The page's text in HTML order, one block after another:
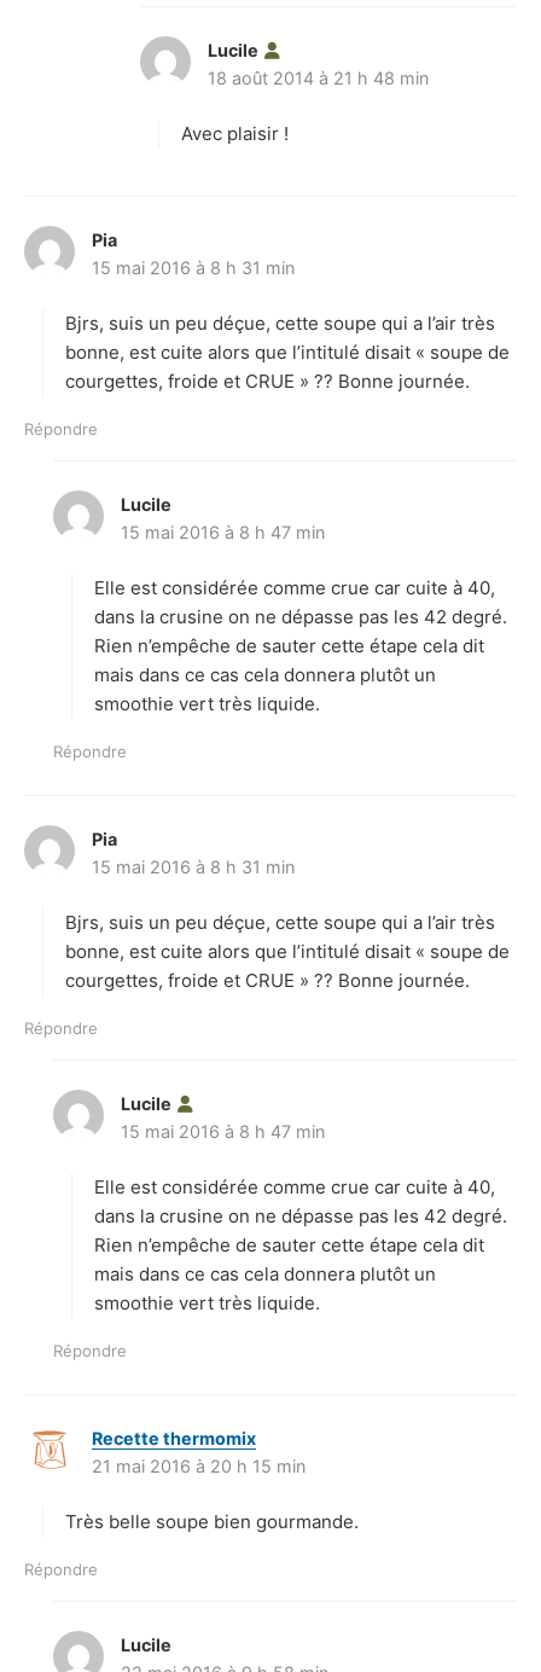
Lucile
i
18 août 2014 à 21 h 48 min
Avec plaisir !
Pia
i
:
15 mai 2016 à 8 h 31 min
Bjrs, suis un peu déçue, cette soupe qui a l’air très
bonne, est cuite alors que l’intitulé disait « soupe de
courgettes, froide et CRUE » ?? Bonne journée.
Répondre
Lucile
i
:
15 mai 2016 à 8 h 47 min
Elle est considérée comme crue car cuite à 40,
dans la crusine on ne dépasse pas les 42 degré.
Rien n’empêche de sauter cette étape cela dit
mais dans ce cas cela donnera plutôt un
smoothie vert très liquide.
Répondre
Pia
i
:
15 mai 2016 à 8 h 31 min
Bjrs, suis un peu déçue, cette soupe qui a l’air très
bonne, est cuite alors que l’intitulé disait « soupe de
courgettes, froide et CRUE » ?? Bonne journée.
Répondre
Lucile
i
:
15 mai 2016 à 8 h 47 min
Elle est considérée comme crue car cuite à 40,
dans la crusine on ne dépasse pas les 42 degré.
Rien n’empêche de sauter cette étape cela dit
mais dans ce cas cela donnera plutôt un
smoothie vert très liquide.
Répondre
Recette thermomix
i
21 mai 2016 à 20 h 15 min
Très belle soupe bien gourmande.
Répondre
Lucile